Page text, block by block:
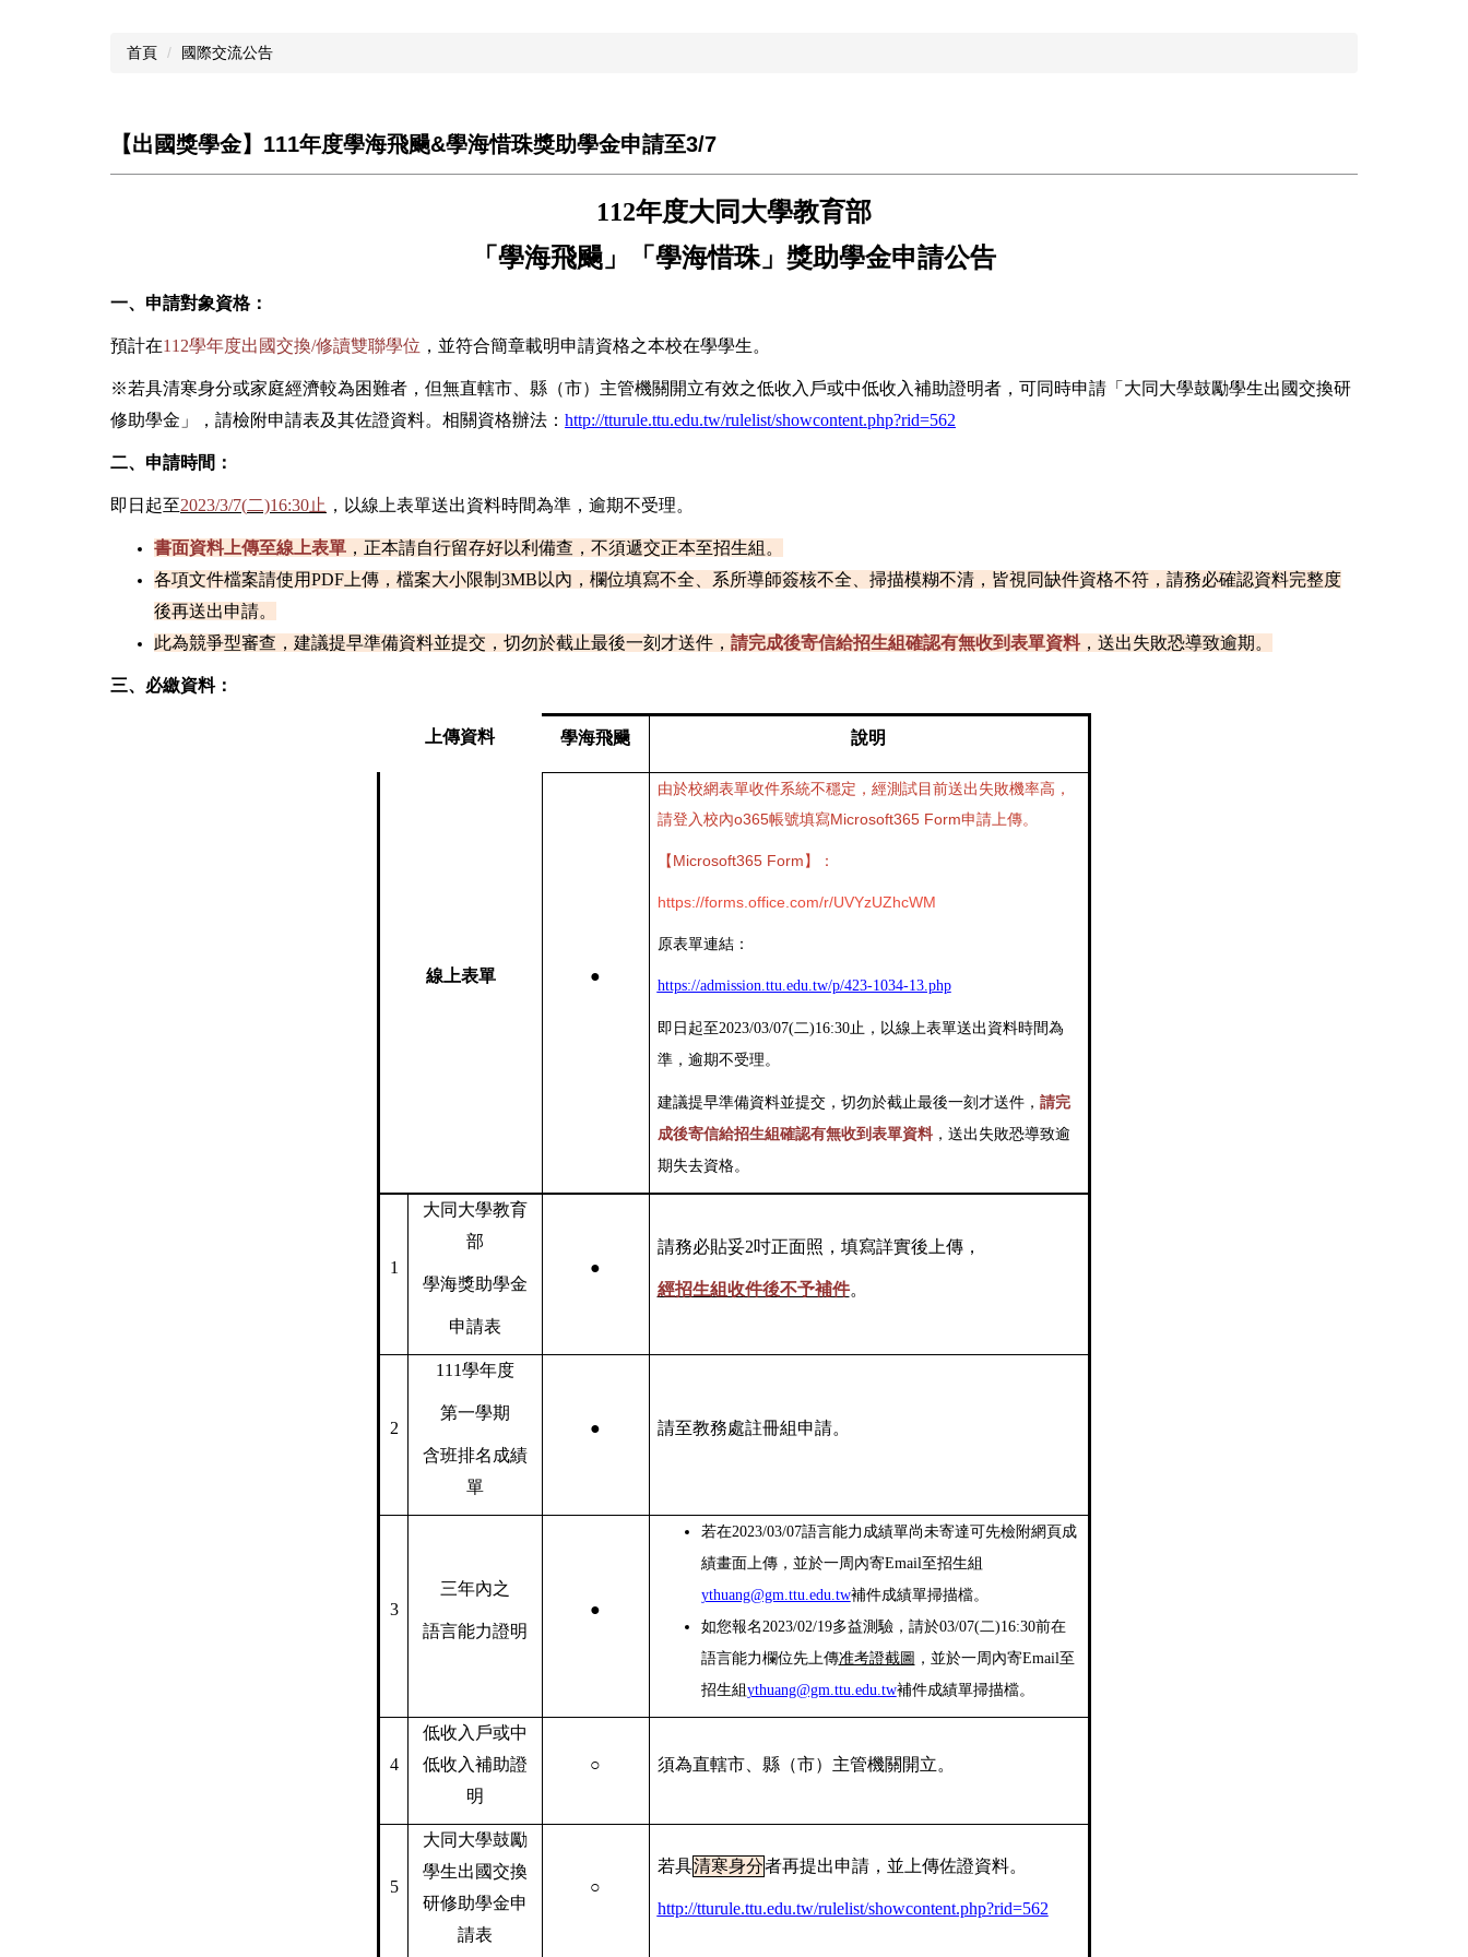
首頁 國際交流公告
【出國獎學金】111年度學海飛颺&學海惜珠獎助學金申請至3/7
112年度大同大學教育部
「學海飛颺」「學海惜珠」獎助學金申請公告
一、申請對象資格：
預計在112學年度出國交換/修讀雙聯學位 ，並符合簡章載明申請資格之本校在學學生。
※若具清寒身分或家庭經濟較為困難者，但無直轄市、縣（市）主管機關開立有效之低收入戶或中低收入補助證明者，可同時申請「大同大學鼓勵學生出國交換研
修助學金」，請檢附申請表及其佐證資料。相關資格辦法： http://tturule.ttu.edu.tw/rulelist/showcontent.php?rid=562
二、申請時間：
即日起至2023/3/7(二)16:30止 ，以線上表單送出資料時間為準，逾期不受理。
書面資料上傳至線上表單 ，正本請自行留存好以利備查，不須遞交正本至招生組。
各項文件檔案請使用PDF上傳，檔案大小限制3MB以內，欄位填寫不全、系所導師簽核不全、掃描模糊不清，皆視同缺件資格不符，請務必確認資料完整度
後再送出申請。
此為競爭型審查，建議提早準備資料並提交，切勿於截止最後一刻才送件， 請完成後寄信給招生組確認有無收到表單資料，送出失敗恐導致逾期。
三、必繳資料：
上傳資料 學海飛颺 說明
線上表單 ●
由於校網表單收件系統不穩定，經測試目前送出失敗機率高，
請登入校內o365帳號填寫Microsoft365 Form申請上傳。
【Microsoft365 Form】：
https://forms.office.com/r/UVYzUZhcWM
原表單連結：
https://admission.ttu.edu.tw/p/423-1034-13.php
即日起至2023/03/07(二)16:30止，以線上表單送出資料時間為
準，逾期不受理。
建議提早準備資料並提交，切勿於截止最後一刻才送件， 請完
成後寄信給招生組確認有無收到表單資料，送出失敗恐導致逾
期失去資格。
1
大同大學教育
部
學海獎助學金
申請表
●
請務必貼妥2吋正面照，填寫詳實後上傳，
經招生組收件後不予補件。
2
111學年度
第一學期
含班排名成績
單
● 請至教務處註冊組申請。
3
三年內之
語言能力證明
●
若在2023/03/07語言能力成績單尚未寄達可先檢附網頁成
績畫面上傳，並於一周內寄Email至招生組
ythuang@gm.ttu.edu.tw補件成績單掃描檔。
如您報名2023/02/19多益測驗，請於03/07(二)16:30前在
語言能力欄位先上傳准考證截圖 ，並於一周內寄Email至
招生組 ythuang@gm.ttu.edu.tw補件成績單掃描檔。
4
低收入戶或中
低收入補助證
明
○ 須為直轄市、縣（市）主管機關開立。
5
大同大學鼓勵
學生出國交換
研修助學金申
請表
○
若具清寒身分者再提出申請，並上傳佐證資料。
http://tturule.ttu.edu.tw/rulelist/showcontent.php?rid=562